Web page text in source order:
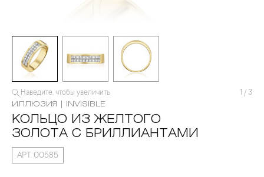
Наведите, чтобы увеличить 1 / 3
ИЛЛЮЗИЯ | INVISIBLE
КОЛЬЦО ИЗ ЖЕЛТОГО
ЗОЛОТА С БРИЛЛИАНТАМИ
АРТ. 00585